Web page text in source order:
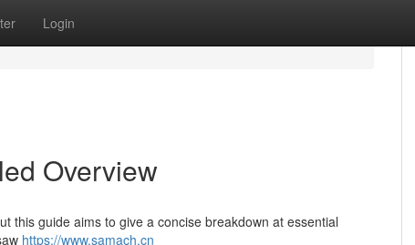
Login
Overview
this guide aims to give a concise breakdown at essential
https://www.samach.cn